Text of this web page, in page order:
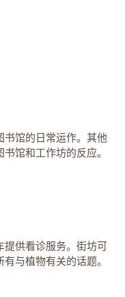
书馆的日常运作。其他
馆和工作坊的反应。
提供看诊服务。街坊可
与植物有关的话题。